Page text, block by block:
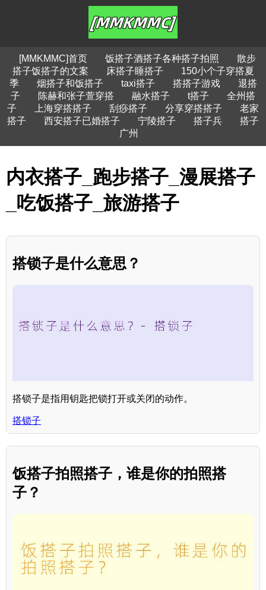
[MMKMMC]首页 饭搭子酒搭子各种搭子拍照
散步
搭子饭搭子的文案
床搭子睡搭子
150小个子穿搭夏
季
烟搭子和饭搭子 taxi搭子 搭搭子游戏
退搭
子
陈赫和张子萱穿搭 融水搭子 t搭子
全州搭
子
上海穿搭搭子 刮痧搭子 分享穿搭搭子
老家
搭子
西安搭子已婚搭子 宁陵搭子 搭子兵
搭子
广州
内衣搭子_跑步搭子_漫展搭子
_吃饭搭子_旅游搭子
搭锁子是什么意思？
搭锁子是指用钥匙把锁打开或关闭的动作。
搭锁子
饭搭子拍照搭子，谁是你的拍照搭
子？